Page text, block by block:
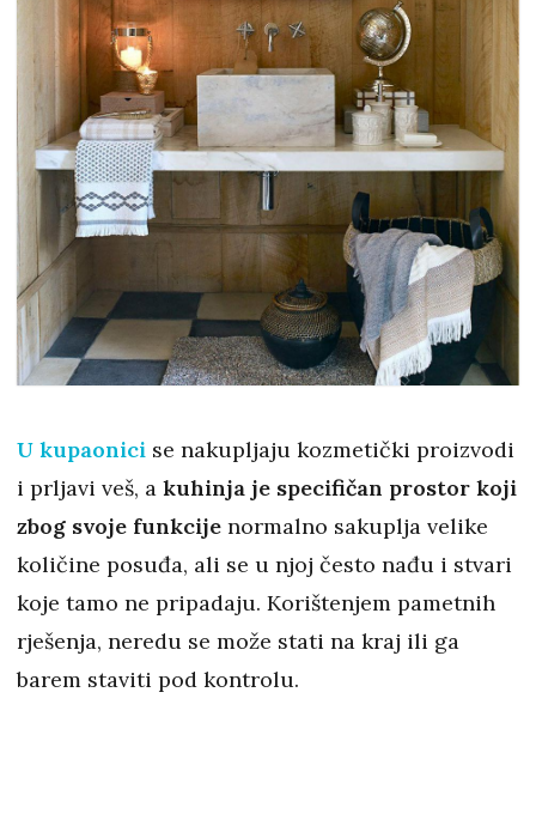
U kupaonici se nakupljaju kozmetički proizvodi
i prljavi veš, a kuhinja je specifičan prostor koji
zbog svoje funkcije normalno sakuplja velike
količine posuđa, ali se u njoj često nađu i stvari
koje tamo ne pripadaju. Korištenjem pametnih
rješenja, neredu se može stati na kraj ili ga
barem staviti pod kontrolu.